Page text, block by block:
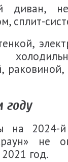
диван,
сплит-
году
на 2024-
не
год.